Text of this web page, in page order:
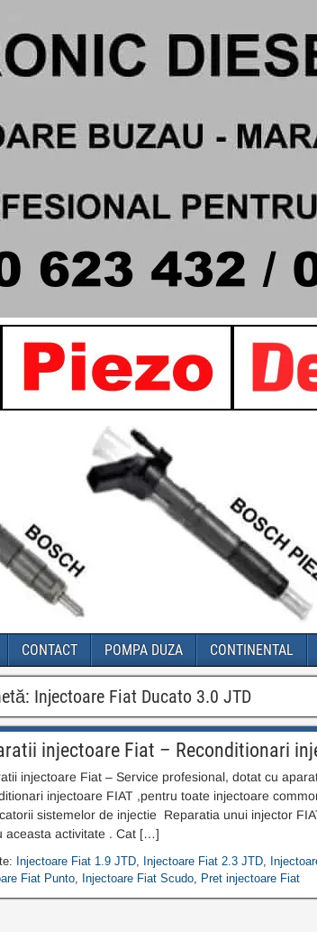
CONTACT POMPA DUZA CONTINENTAL
Injectoare Fiat Ducato 3.0 JTD
injectoare Fiat – Reconditionari
injectoare Fiat – Service profesional, dotat cu
injectoare FIAT ,pentru toate injectoare
sistemelor de injectie Reparatia unui injector
aceasta activitate . Cat […]
Injectoare Fiat 1.9 JTD, Injectoare Fiat 2.3 JTD,
Fiat Punto, Injectoare Fiat Scudo, Pret injectoare Fiat